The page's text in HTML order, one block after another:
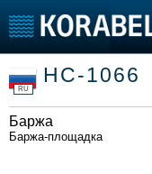
Тип судна
Добавить судно
Добавить проект
Последние 100
RU
НС-1066
Баржа
Баржа-площадка